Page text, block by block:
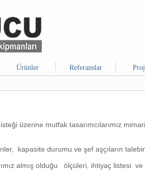
Ürünler Referanslar
üzerine mutfak tasarımcılarımız
kapasite durumu ve şef aşçıların
almış olduğu ölçüleri, ihtiyaç listesi